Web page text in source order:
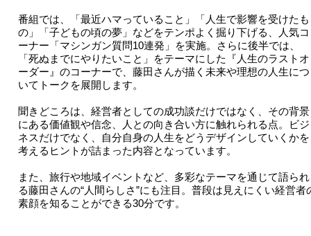
番組では、「最近ハマっていること」「人生で影響を受けたも
の」「子どもの頃の夢」などをテンポよく掘り下げる、人気コ
ーナー「マシンガン質問10連発」を実施。さらに後半では、
「死ぬまでにやりたいこと」をテーマにした『人生のラストオ
ーダー』のコーナーで、藤田さんが描く未来や理想の人生につ
いてトークを展開します。
聞きどころは、経営者としての成功談だけではなく、その背景
にある価値観や信念、人との向き合い方に触れられる点。ビジ
ネスだけでなく、自分自身の人生をどうデザインしていくかを
考えるヒントが詰まった内容となっています。
また、旅行や地域イベントなど、多彩なテーマを通じて語られ
る藤田さんの“人間らしさ”にも注目。普段は見えにくい経営者
素顔を知ることができる30分です。